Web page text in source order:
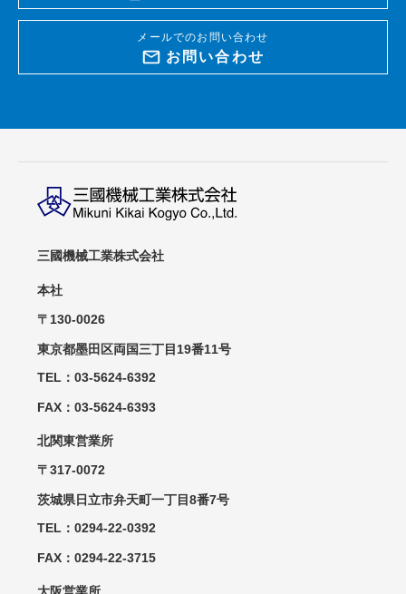
メールでのお問い合わせ
お問い合わせ
三國機械工業株式会社
本社
〒130-0026
東京都墨田区両国三丁目19番11号
TEL：03-5624-6392
FAX：03-5624-6393
北関東営業所
〒317-0072
茨城県日立市弁天町一丁目8番7号
TEL：0294-22-0392
FAX：0294-22-3715